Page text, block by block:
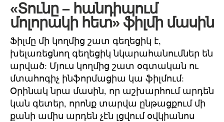
«Տունը – հանդիպում
մոլորակի հետ» ֆիլմի մասին
Ֆիլմը մի կողմից շատ գեղեցիկ է,
խելառեցնող գեղեցիկ նկարահանումներ են
արված: Մյուս կողմից շատ օգտական ու
մտահոգիչ ինֆորմացիա կա ֆիլմում:
Օրինակ նրա մասին, որ աշխարհում արդեն
կան գետեր, որոնք տարվա ընթացքում մի
քանի ամիս արդեն չէն լցվում օվկիանոս